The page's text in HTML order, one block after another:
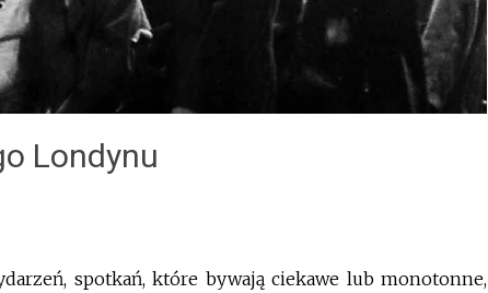
Londynu
spotkań, które bywają ciekawe lub monotonne,